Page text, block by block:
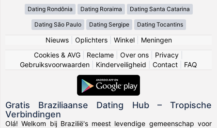
Dating Rondônia Dating Roraima Dating Santa Catarina
Dating São Paulo Dating Sergipe Dating Tocantins
Nieuws| Oplichters| Winkel| Meningen
Cookies & AVG
Reclame Over ons Privacy
Gebruiksvoorwaarden
Kinderveiligheid Contact FAQ
Gratis Braziliaanse Dating Hub – Tropische
Verbindingen
Olá! Welkom bij Brazilië's meest levendige gemeenschap voor